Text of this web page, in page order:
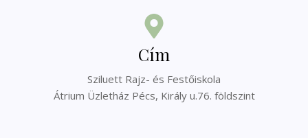
Cím
Sziluett Rajz- és Festőiskola
Átrium Üzletház Pécs, Király u.76. földszint